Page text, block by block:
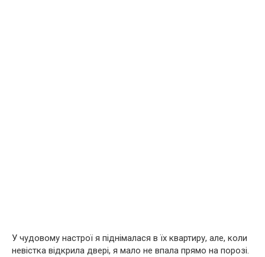
У чудовому настрої я піднімалася в їх квартиру, але, коли
невістка відкрила двері, я мало не впала прямо на порозі.